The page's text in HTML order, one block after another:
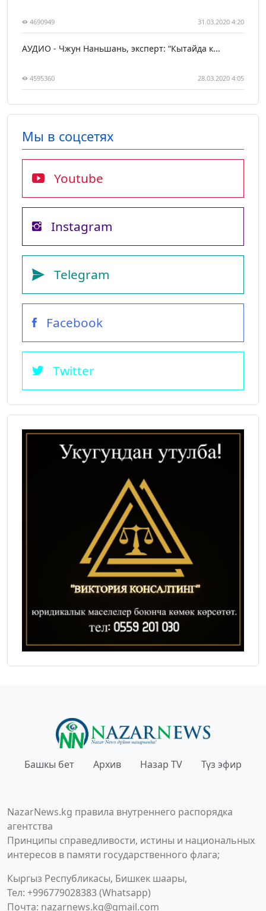
4690949 31.03.2020 4:20
АУДИО - Чжун Наньшань, эксперт: “Кытайда к...
4595360 28.03.2020 4:05
Мы в соцсетях
Youtube
Instagram
Telegram
Facebook
Twitter
Башкы бет Архив Назар TV Түз эфир
NazarNews.kg правила внутреннего распорядка
агентства
Принципы справедливости, истины и национальных
интересов в памяти государственного флага;
Кыргыз Республикасы, Бишкек шаары,
Тел: +996779028383 (Whatsapp)
Почта: nazarnews.kg@gmail.com